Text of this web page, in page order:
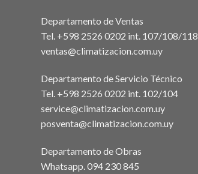
Departamento de Ventas
Tel. +598 2526 0202 int. 107/108/118
ventas@climatizacion.com.uy
Departamento de Servicio Técnico
Tel. +598 2526 0202 int. 102/104
service@climatizacion.com.uy
posventa@climatizacion.com.uy
Departamento de Obras
Whatsapp. 094 230 845